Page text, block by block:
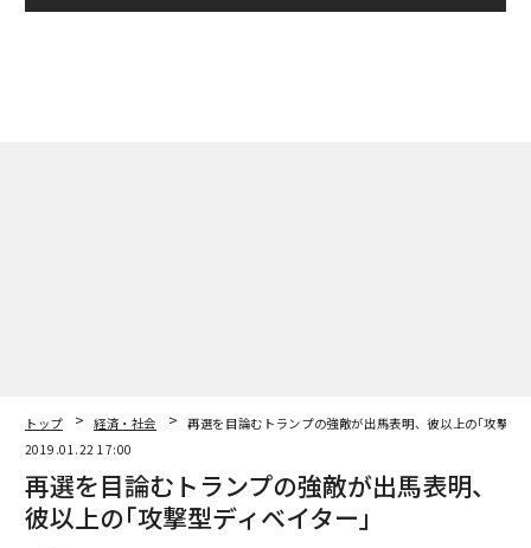
トップ 経済・社会
再選を目論むトランプの強敵が出馬表明、彼以上の｢攻撃型
2019.01.22 17:00
再選を目論むトランプの強敵が出馬表明、
彼以上の｢攻撃型ディベイター｣